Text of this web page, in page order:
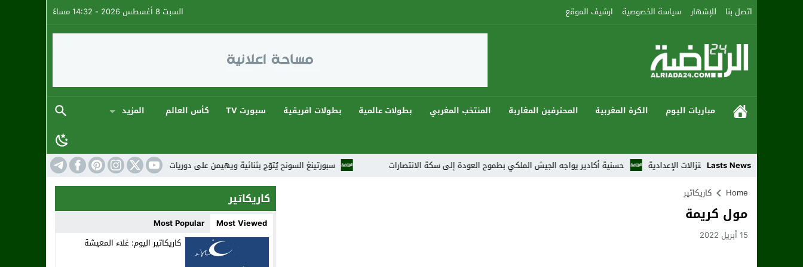
اتصل بنا للإشهار سياسة الخصوصية ارشيف الموقع السبت 8 أغسطس 2026 - 14:32 مساءً
مباريات اليوم الكرة المغربية المحترفين المغاربة المنتخب المغربي بطولات عالمية بطولات افريقية سبورت TV كأس العالم المزيد
Lasts News سبورتينغ السونح يُتوّج بثنائية ويهيمن على دوريات رمضان 2026 في أجواء كروية استثنائية والرابع من النزالات الإعدادية
حسنية أكادير يواجه الجيش الملكي بطموح العودة إلى سكة الانتصارات
Home
كاريكاتير
مول كريمة
15 أبريل 2022
كاريكاتير
Most Viewed
Most Popular
كاريكاتير اليوم: غلاء المعيشة